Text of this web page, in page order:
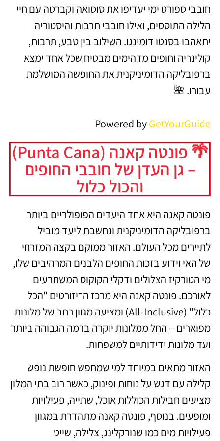
חובבי ספורט ימי יעדיפו את סוסואה וקברטה עם חיי
הלילה התוססים, ואילו חובבי תרבות והיסטוריה
יתאהבו בסנטו דומינגו. השילוב בין טבע, תרבות,
קולינריה וחופים מדהימים מבטיח שכל אחד ימצא
ברפובליקה הדומיניקנית את החופשה המושלמת
עבורו. 🌺
Powered byGetYourGuide
🌴 פונטה קאנה (Punta Cana)
– גן העדן של חובבי החופים
והכול כלול
פונטה קאנה היא אחד היעדים הפופולריים ביותר
ברפובליקה הדומיניקנית ונחשבת ליעד מוביל
לתיירים מכל העולם. האזור ממוקם בקצה המזרחי
של האי וידוע בזכות החופים הלבנים המרהיבים שלו,
מי הטורקיז הצלולים ודקלי הקוקוס המשתרעים
לאורכם. פונטה קאנה היא מרכז הריזורטים "הכל
כלול" (All-Inclusive) ומציעה מגוון רחב של מלונות
מפוארים – החל ממלונות יוקרה ברמה הגבוהה ביותר
ועד מלונות ידידותיים למשפחות.
האזור מתאים במיוחד למי שמחפש חופשת נופש
קלילה עם דגש על נוחות ופינוק, כאשר רוב בתי המלון
מציעים חבילות הכוללות אוכל, שתייה, פעילויות
ומופעים. בנוסף, פונטה קאנה מתהדרת במגוון
פעילויות מים כמו שנורקלינג, צלילה, שייט